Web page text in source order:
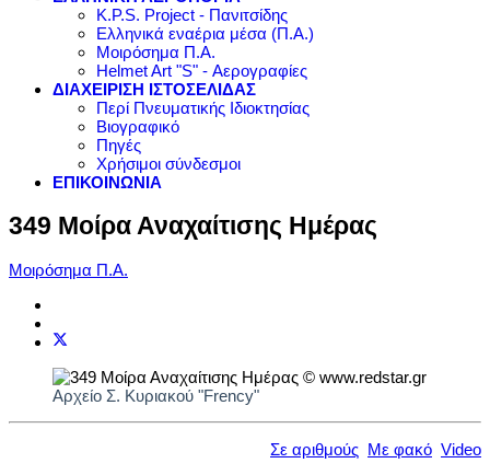
K.P.S. Project - Πανιτσίδης
Ελληνικά εναέρια μέσα (Π.Α.)
Μοιρόσημα Π.Α.
Helmet Art "S" - Αερογραφίες
ΔΙΑΧΕΙΡΙΣΗ ΙΣΤΟΣΕΛΙΔΑΣ
Περί Πνευματικής Ιδιοκτησίας
Βιογραφικό
Πηγές
Χρήσιμοι σύνδεσμοι
ΕΠΙΚΟΙΝΩΝΙΑ
349 Μοίρα Αναχαίτισης Ημέρας
Μοιρόσημα Π.Α.
Αρχείο Σ. Κυριακού "Frency"
Σε αριθμούς Με φακό Video